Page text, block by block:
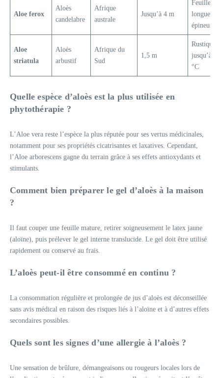
Aloe ferox
Aloès
candelabre
Afrique
australe
Jusqu’à 4 m
Feuilles
longues et
épineuses
Aloe
striatula
Aloès
arbustif
Afrique du
Sud
1,5 m
Rustique
jusqu’à -
°C
Quelle espèce d’aloès est la plus utilisée en
phytothérapie ?
L’Aloe vera reste l’espèce la plus réputée pour ses vertus médicinales,
notamment pour ses propriétés cicatrisantes et laxatives. Cependant,
l’Aloe arborescens gagne du terrain grâce à ses effets antioxydants et
stimulants.
Comment bien préparer le gel d’aloès à la maison
?
Il faut couper une feuille mature, retirer soigneusement le latex jaune
(aloïne), puis prélever le gel interne translucide. Le gel doit être utilisé
rapidement ou conservé au frais.
L’aloès peut-il être consommé en continu ?
La consommation régulière et prolongée de jus d’aloès est déconseillée
sans avis médical en raison des risques liés à l’aloïne et à d’autres effets
secondaires possibles.
Quels sont les signes d’une allergie à l’aloès ?
Une sensation de brûlure, démangeaisons ou rougeurs locales lors de